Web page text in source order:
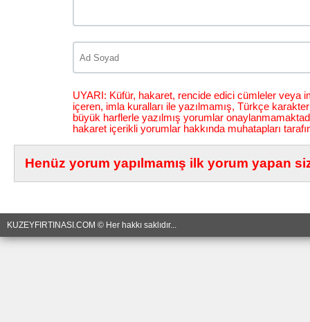
UYARI: Küfür, hakaret, rencide edici cümleler veya
içeren, imla kuralları ile yazılmamış, Türkçe
büyük harflerle yazılmış yorumlar
hakaret içerikli yorumlar hakkında muhatapları
Henüz yorum yapılmamış ilk yorum yapan
KUZEYFIRTINASI.COM © Her hakkı saklıdır...